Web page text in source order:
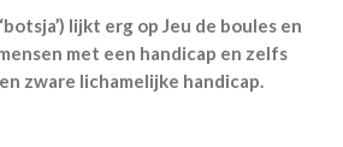
lijkt erg op Jeu de boules en
met een handicap en zelfs
zware lichamelijke handicap.